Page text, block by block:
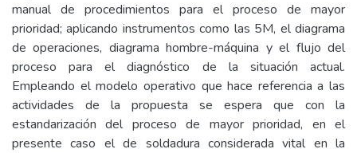
manual de procedimientos para el proceso de mayor
prioridad; aplicando instrumentos como las 5M, el diagrama
de operaciones, diagrama hombre-máquina y el flujo del
proceso para el diagnóstico de la situación actual.
Empleando el modelo operativo que hace referencia a las
actividades de la propuesta se espera que con la
estandarización del proceso de mayor prioridad, en el
presente caso el de soldadura considerada vital en la